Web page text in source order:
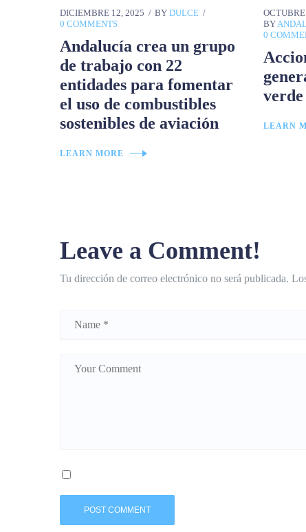
DICIEMBRE 12, 2025 BY DULCE
0 COMMENTS
Andalucía crea un grupo
de trabajo con 22
entidades para fomentar
el uso de combustibles
sostenibles de aviación
LEARN MORE
BY
0
LEARN
Leave a Comment!
Tu dirección de correo electrónico no será publicada.